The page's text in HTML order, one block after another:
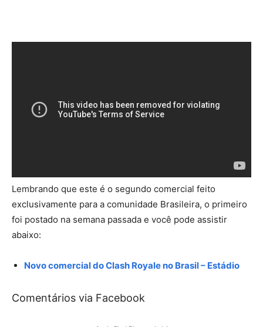
Lembrando que este é o segundo comercial feito
exclusivamente para a comunidade Brasileira, o primeiro
foi postado na semana passada e você pode assistir
abaixo:
Novo comercial do Clash Royale no Brasil – Estádio
Comentários via Facebook